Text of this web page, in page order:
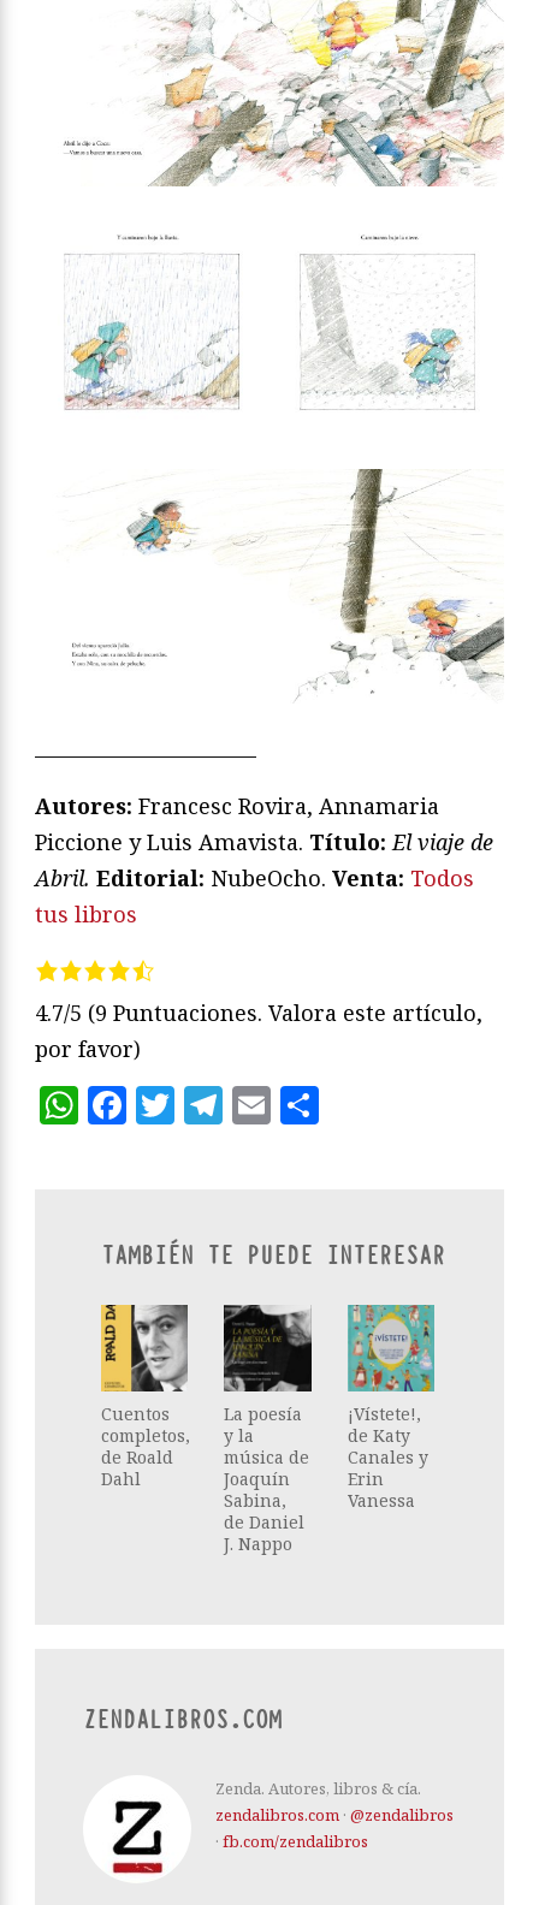
Autores: Francesc Rovira, Annamaria
Piccione y Luis Amavista. Título: El viaje de
Abril. Editorial: NubeOcho. Venta: Todos
tus libros
4.7/5 (9 Puntuaciones. Valora este artículo,
por favor)
WhatsApp
Facebook
Twitter
Telegram
Email
TAMBIÉN TE PUEDE INTERESAR
Cuentos
completos,
de Roald
Dahl
La poesía
y la
música de
Joaquín
Sabina,
de Daniel
J. Nappo
¡Vístete!,
de Katy
Canales y
Erin
Vanessa
ZENDALIBROS.COM
Zenda. Autores, libros & cía.
zendalibros.com · @zendalibros
· fb.com/zendalibros